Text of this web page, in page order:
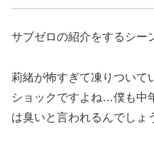
サブゼロの紹介をするシー
莉緒が怖すぎて凍りついて
ショックですよね…僕も中
は臭いと言われるんでしょ